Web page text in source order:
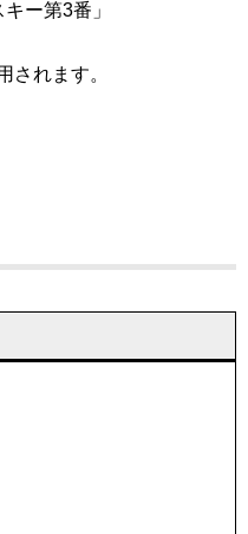
ー第3番」
されます。